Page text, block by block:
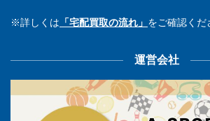
※詳しくは 「宅配買取の流れ」 をご確認くだ
運営会社